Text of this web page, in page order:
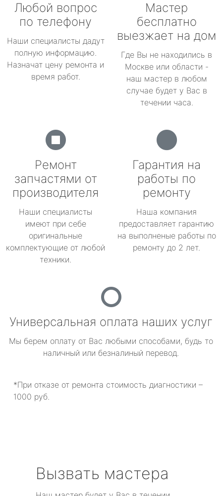
Любой вопрос
по телефону
Наши специалисты дадут
полную информацию.
Назначат цену ремонта и
время работ.
Мастер
бесплатно
выезжает на дом
Где Вы не находились в
Москве или области -
наш мастер в любом
случае будет у Вас в
течении часа.
Ремонт
запчастями от
производителя
Наши специалисты
имеют при себе
оригинальные
комплектующие от любой
техники.
Гарантия на
работы по
ремонту
Наша компания
предоставляет гарантию
на выполненые работы по
ремонту до 2 лет.
Универсальная оплата наших услуг
Мы берем оплату от Вас любыми способами, будь то
наличный или безналиный перевод.
*При отказе от ремонта стоимость диагностики –
1000 руб.
Вызвать мастера